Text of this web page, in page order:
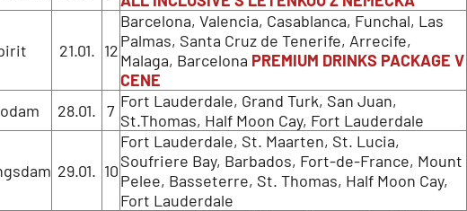
21.01. 12
Barcelona, Valencia, Casablanca, Funchal, Las
Palmas, Santa Cruz de Tenerife, Arrecife,
Malaga, Barcelona PREMIUM DRINKS PACKAGE V
CENE
28.01. 7 Fort Lauderdale, Grand Turk, San Juan,
St.Thomas, Half Moon Cay, Fort Lauderdale
29.01. 10
Fort Lauderdale, St. Maarten, St. Lucia,
Soufriere Bay, Barbados, Fort-de-France, Mount
Pelee, Basseterre, St. Thomas, Half Moon Cay,
Fort Lauderdale